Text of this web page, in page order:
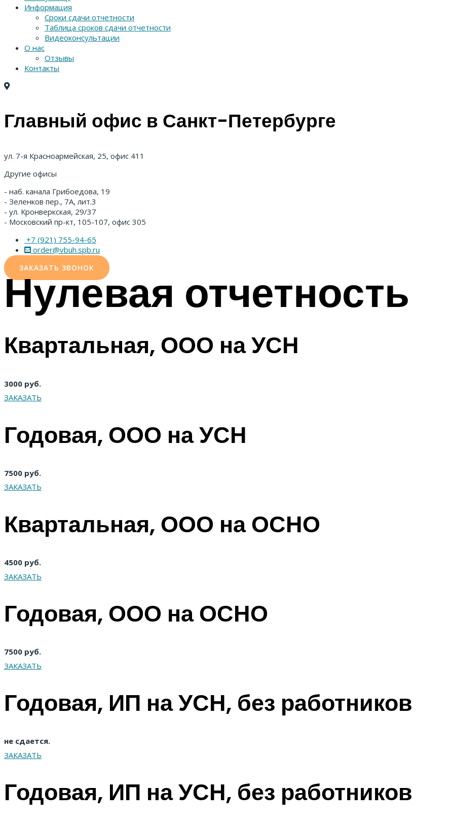
Информация
Сроки сдачи отчетности
Таблица сроков сдачи отчетности
Видеоконсультации
О нас
Отзывы
Контакты
Главный офис в Санкт-Петербурге
ул. 7-я Красноармейская, 25, офис 411
Другие офисы
- наб. канала Грибоедова, 19
- Зеленков пер., 7А, лит.3
- ул. Кронверкская, 29/37
- Московский пр-кт, 105-107, офис 305
+7 (921) 755-94-65
order@vbuh.spb.ru
ЗАКАЗАТЬ ЗВОНОК
Нулевая отчетность
Квартальная, ООО на УСН
3000 руб.
ЗАКАЗАТЬ
Годовая, ООО на УСН
7500 руб.
ЗАКАЗАТЬ
Квартальная, ООО на ОСНО
4500 руб.
ЗАКАЗАТЬ
Годовая, ООО на ОСНО
7500 руб.
ЗАКАЗАТЬ
Годовая, ИП на УСН, без работников
не сдается.
ЗАКАЗАТЬ
Годовая, ИП на УСН, без работников